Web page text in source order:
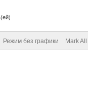
Режим без графики Mark